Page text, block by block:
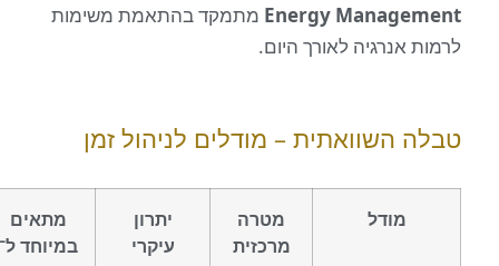
Energyמתמקד בהתאמת משימות
אנרגיה לאורך היום.
השוואתית – מודלים לניהול זמן
יתרון
עיקרי
מתאים
במיוחד ל־